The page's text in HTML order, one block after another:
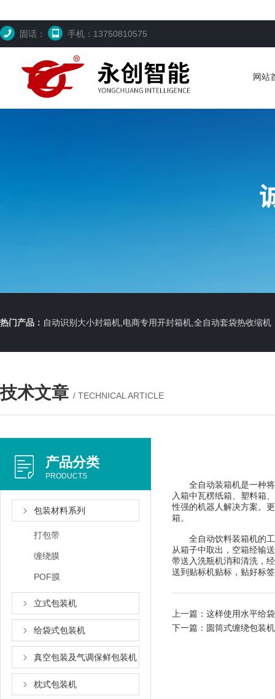
固话： 手机：13750810575
网站
热门产品： 自动识别大小封箱机,电商专用开封箱机,全自动套袋热收缩机
技术文章 / TECHNICAL ARTICLE
产品分类
PRODUCTS
包装材料系列
打包带
缠绕膜
POF膜
立式包装机
给袋式包装机
真空包装及气调保鲜包装机
枕式包装机
全自动装箱机是一种将
入箱中瓦楞纸箱、塑料箱
性强的机器人解决方案。
箱。
全自动饮料装箱机的工
从箱子中取出，空箱经输
带送入洗瓶机消和清洗，
送到贴标机贴标，贴好标
上一篇： 这样使用水平给
下一篇： 圆筒式缠绕包装